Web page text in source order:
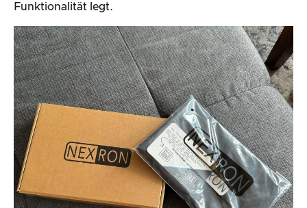
Funktionalität legt.